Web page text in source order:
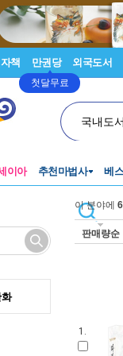
책 만권당
첫달무료
외국도서
국내도
이아 추천마법사 베
이 분야에
판매량순
1.